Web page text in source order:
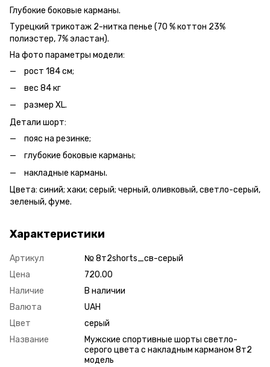
Глубокие боковые карманы.
Турецкий трикотаж 2-нитка пенье (70 % коттон 23%
полиэстер, 7% эластан).
На фото параметры модели:
рост 184 см;
вес 84 кг
размер XL.
Детали шорт:
пояс на резинке;
глубокие боковые карманы;
накладные карманы.
Цвета: синий; хаки; серый; черный, оливковый, светло-серый,
зеленый, фуме.
Характеристики
Артикул
№ 8т2shorts_св-серый
Цена
720.00
Наличие
В наличии
Валюта
UAH
Цвет
серый
Название
Мужские спортивные шорты светло-
серого цвета с накладным карманом 8т2
модель